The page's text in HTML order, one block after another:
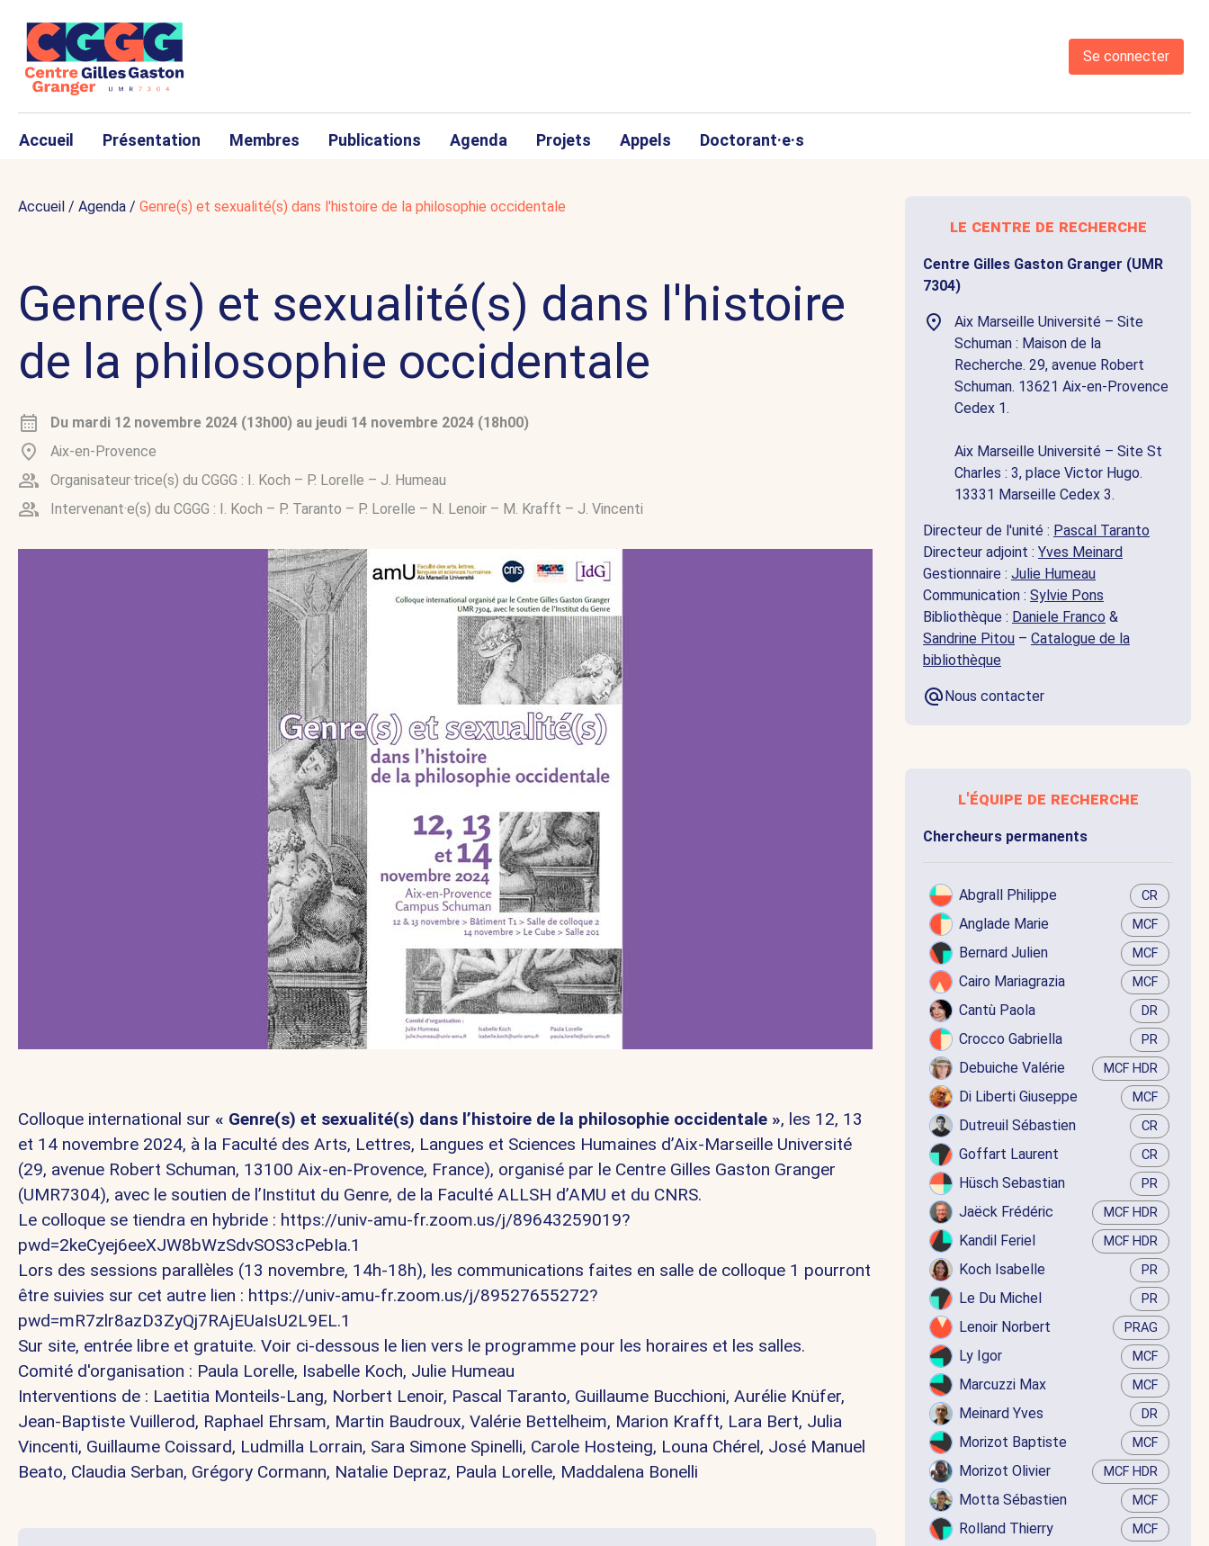
Se connecter
Accueil Présentation Membres Publications Agenda Projets Appels Doctorant·e·s
Accueil / Agenda / Genre(s) et sexualité(s) dans l'histoire de la philosophie occidentale
Genre(s) et sexualité(s) dans l'histoire
de la philosophie occidentale
Du mardi 12 novembre 2024 (13h00) au jeudi 14 novembre 2024 (18h00)
Aix-en-Provence
Organisateur·trice(s) du CGGG : I. Koch – P. Lorelle – J. Humeau
Intervenant·e(s) du CGGG : I. Koch – P. Taranto – P. Lorelle – N. Lenoir – M. Krafft – J. Vincenti
Colloque international sur « Genre(s) et sexualité(s) dans l’histoire de la philosophie occidentale », les 12, 13
et 14 novembre 2024, à la Faculté des Arts, Lettres, Langues et Sciences Humaines d’Aix-Marseille Université
(29, avenue Robert Schuman, 13100 Aix-en-Provence, France), organisé par le Centre Gilles Gaston Granger
(UMR7304), avec le soutien de l’Institut du Genre, de la Faculté ALLSH d’AMU et du CNRS.
Le colloque se tiendra en hybride : https://univ-amu-fr.zoom.us/j/89643259019?
pwd=2keCyej6eeXJW8bWzSdvSOS3cPebIa.1
Lors des sessions parallèles (13 novembre, 14h-18h), les communications faites en salle de colloque 1 pourront
être suivies sur cet autre lien : https://univ-amu-fr.zoom.us/j/89527655272?
pwd=mR7zlr8azD3ZyQj7RAjEUaIsU2L9EL.1
Sur site, entrée libre et gratuite. Voir ci-dessous le lien vers le programme pour les horaires et les salles.
Comité d'organisation : Paula Lorelle, Isabelle Koch, Julie Humeau
Interventions de : Laetitia Monteils-Lang, Norbert Lenoir, Pascal Taranto, Guillaume Bucchioni, Aurélie Knüfer,
Jean-Baptiste Vuillerod, Raphael Ehrsam, Martin Baudroux, Valérie Bettelheim, Marion Krafft, Lara Bert, Julia
Vincenti, Guillaume Coissard, Ludmilla Lorrain, Sara Simone Spinelli, Carole Hosteing, Louna Chérel, José Manuel
Beato, Claudia Serban, Grégory Cormann, Natalie Depraz, Paula Lorelle, Maddalena Bonelli
le centre de recherche
Centre Gilles Gaston Granger (UMR
7304)
Aix Marseille Université – Site
Schuman : Maison de la
Recherche. 29, avenue Robert
Schuman. 13621 Aix-en-Provence
Cedex 1.
Aix Marseille Université – Site St
Charles : 3, place Victor Hugo.
13331 Marseille Cedex 3.
Directeur de l'unité : Pascal Taranto
Directeur adjoint : Yves Meinard
Gestionnaire : Julie Humeau
Communication : Sylvie Pons
Bibliothèque : Daniele Franco &
Sandrine Pitou – Catalogue de la
bibliothèque
Nous contacter
l'équipe de recherche
Chercheurs permanents
Abgrall Philippe CR
Anglade Marie MCF
Bernard Julien MCF
Cairo Mariagrazia MCF
Cantù Paola DR
Crocco Gabriella PR
Debuiche Valérie MCF HDR
Di Liberti Giuseppe MCF
Dutreuil Sébastien CR
Goffart Laurent CR
Hüsch Sebastian PR
Jaëck Frédéric MCF HDR
Kandil Feriel MCF HDR
Koch Isabelle PR
Le Du Michel PR
Lenoir Norbert PRAG
Ly Igor MCF
Marcuzzi Max MCF
Meinard Yves DR
Morizot Baptiste MCF
Morizot Olivier MCF HDR
Motta Sébastien MCF
Rolland Thierry MCF